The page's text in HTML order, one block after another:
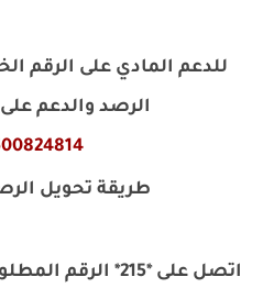
للدعم المادي على الرقم
الرصد والدعم على
طريقة تحويل
اتصل على *215*